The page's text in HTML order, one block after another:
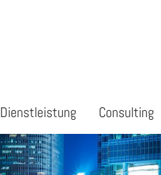
Dienstleistung Consulting